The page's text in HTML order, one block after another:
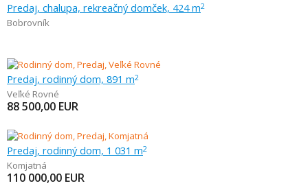
Predaj, chalupa, rekreačný domček, 424 m2
Bobrovník
Predaj, rodinný dom, 891 m2
Veľké Rovné
88 500,00 EUR
Predaj, rodinný dom, 1 031 m2
Komjatná
110 000,00 EUR